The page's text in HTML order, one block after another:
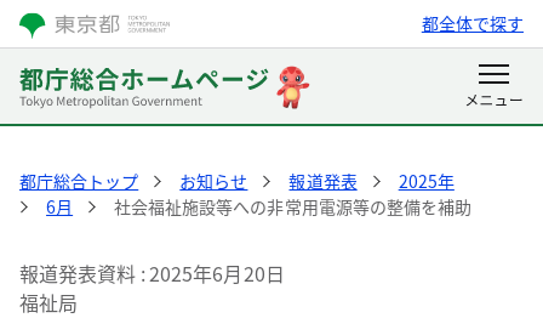
都全体で探す
都庁総合トップ お知らせ 報道発表
2025年
6月
社会福祉施設等への非常用電源等の整備を補助
報道発表資料 2025年6月20日
福祉局